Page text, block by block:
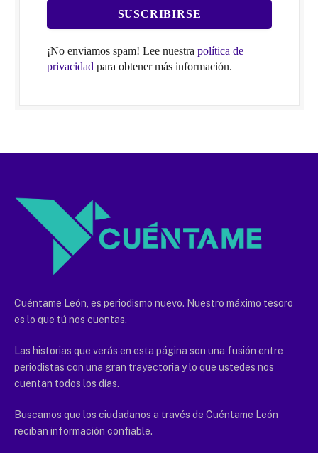
¡No enviamos spam! Lee nuestra política de
privacidad para obtener más información.
Cuéntame León, es periodismo nuevo. Nuestro máximo tesoro
es lo que tú nos cuentas.
Las historias que verás en esta página son una fusión entre
periodistas con una gran trayectoria y lo que ustedes nos
cuentan todos los días.
Buscamos que los ciudadanos a través de Cuéntame León
reciban información confiable.